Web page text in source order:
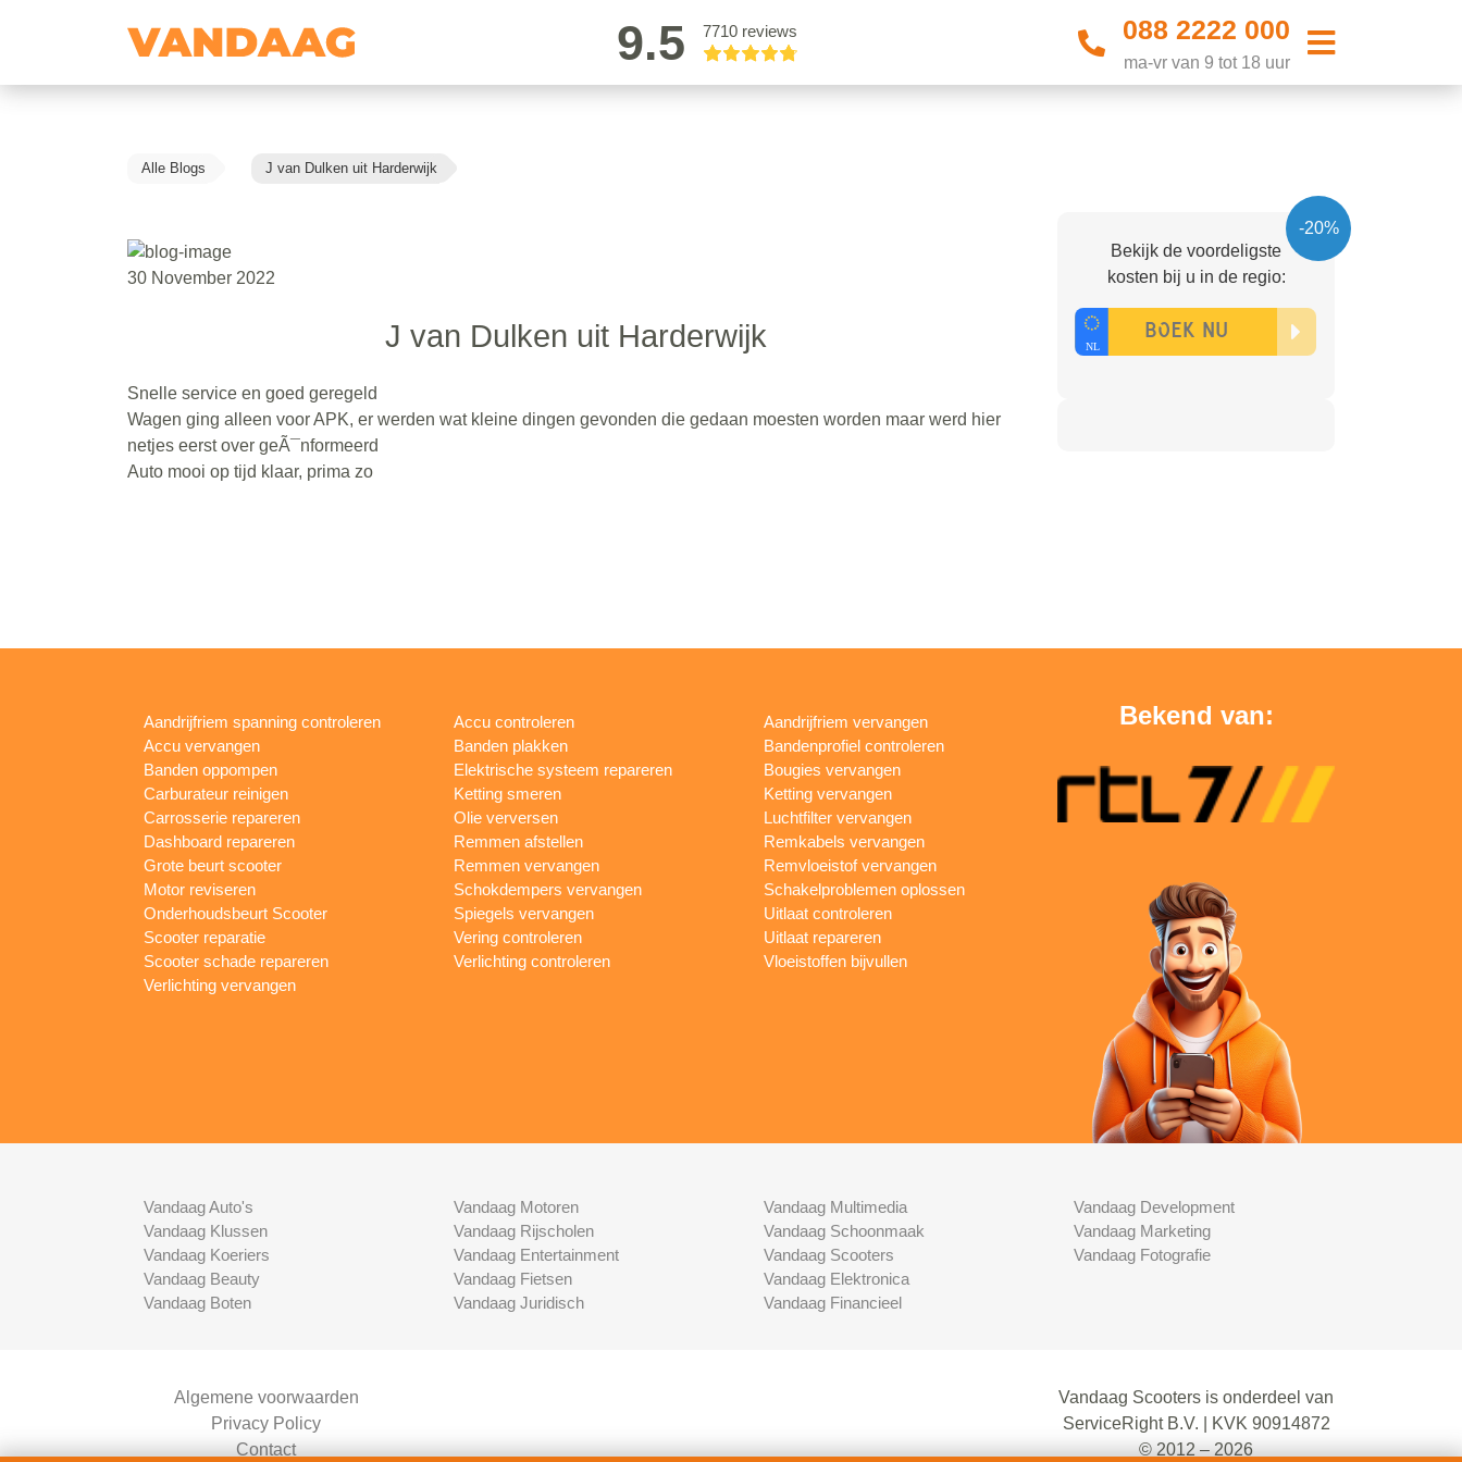
9.5 7710 reviews 088 2222 000
ma-vr van 9 tot 18 uur
Alle Blogs J van Dulken uit Harderwijk
30 November 2022
J van Dulken uit Harderwijk
Snelle service en goed geregeld
Wagen ging alleen voor APK, er werden wat kleine dingen gevonden die gedaan moesten worden maar werd hier
netjes eerst over geÃ¯nformeerd
Auto mooi op tijd klaar, prima zo
-20%
Bekijk de voordeligste
kosten bij u in de regio:
Aandrijfriem spanning controleren
Accu vervangen
Banden oppompen
Carburateur reinigen
Carrosserie repareren
Dashboard repareren
Grote beurt scooter
Motor reviseren
Onderhoudsbeurt Scooter
Scooter reparatie
Scooter schade repareren
Verlichting vervangen
Accu controleren
Banden plakken
Elektrische systeem repareren
Ketting smeren
Olie verversen
Remmen afstellen
Remmen vervangen
Schokdempers vervangen
Spiegels vervangen
Vering controleren
Verlichting controleren
Aandrijfriem vervangen
Bandenprofiel controleren
Bougies vervangen
Ketting vervangen
Luchtfilter vervangen
Remkabels vervangen
Remvloeistof vervangen
Schakelproblemen oplossen
Uitlaat controleren
Uitlaat repareren
Vloeistoffen bijvullen
Bekend van:
Vandaag Auto's
Vandaag Klussen
Vandaag Koeriers
Vandaag Beauty
Vandaag Boten
Vandaag Motoren
Vandaag Rijscholen
Vandaag Entertainment
Vandaag Fietsen
Vandaag Juridisch
Vandaag Multimedia
Vandaag Schoonmaak
Vandaag Scooters
Vandaag Elektronica
Vandaag Financieel
Vandaag Development
Vandaag Marketing
Vandaag Fotografie
Algemene voorwaarden
Privacy Policy
Contact
Vandaag Scooters is onderdeel van
ServiceRight B.V. | KVK 90914872
© 2012 – 2026